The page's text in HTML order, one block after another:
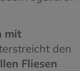
mit
den
Fliesen